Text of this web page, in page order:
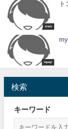
cisco
mysql
検索
キーワード